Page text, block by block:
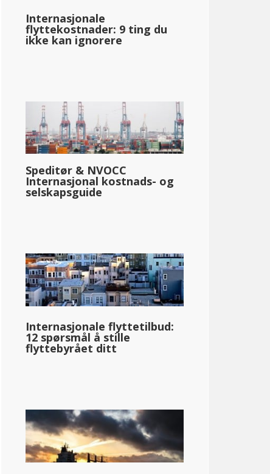
Internasjonale
flyttekostnader: 9 ting du
ikke kan ignorere
Speditør & NVOCC
Internasjonal kostnads- og
selskapsguide
Internasjonale flyttetilbud:
12 spørsmål å stille
flyttebyrået ditt